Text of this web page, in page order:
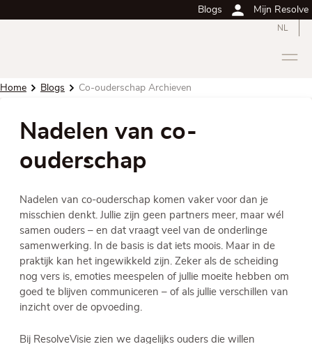
Blogs Mijn Resolve
NL
Home Blogs Co-ouderschap Archieven
Nadelen van co-
ouderschap
Nadelen van co-ouderschap komen vaker voor dan je
misschien denkt. Jullie zijn geen partners meer, maar wél
samen ouders – en dat vraagt veel van de onderlinge
samenwerking. In de basis is dat iets moois. Maar in de
praktijk kan het ingewikkeld zijn. Zeker als de scheiding
nog vers is, emoties meespelen of jullie moeite hebben om
goed te blijven communiceren – of als jullie verschillen van
inzicht over de opvoeding.
Bij ResolveVisie zien we dagelijks ouders die willen